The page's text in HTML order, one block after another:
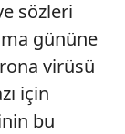
sözleri
gününe
virüsü
için
bu